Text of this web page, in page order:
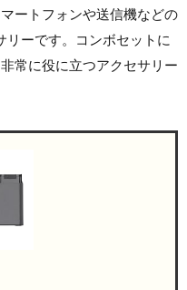
ートフォンや送信機などの
リーです。コンボセットに
常に役に立つアクセサリー